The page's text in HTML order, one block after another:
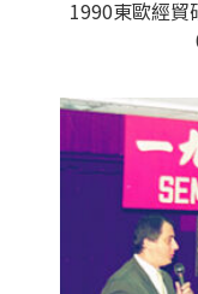
1990東歐經貿